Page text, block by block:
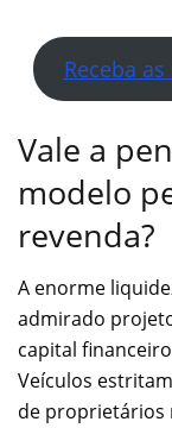
Receba
Vale a
modelo
revenda?
A enorme
admirado
capital
Veículos
de proprietários